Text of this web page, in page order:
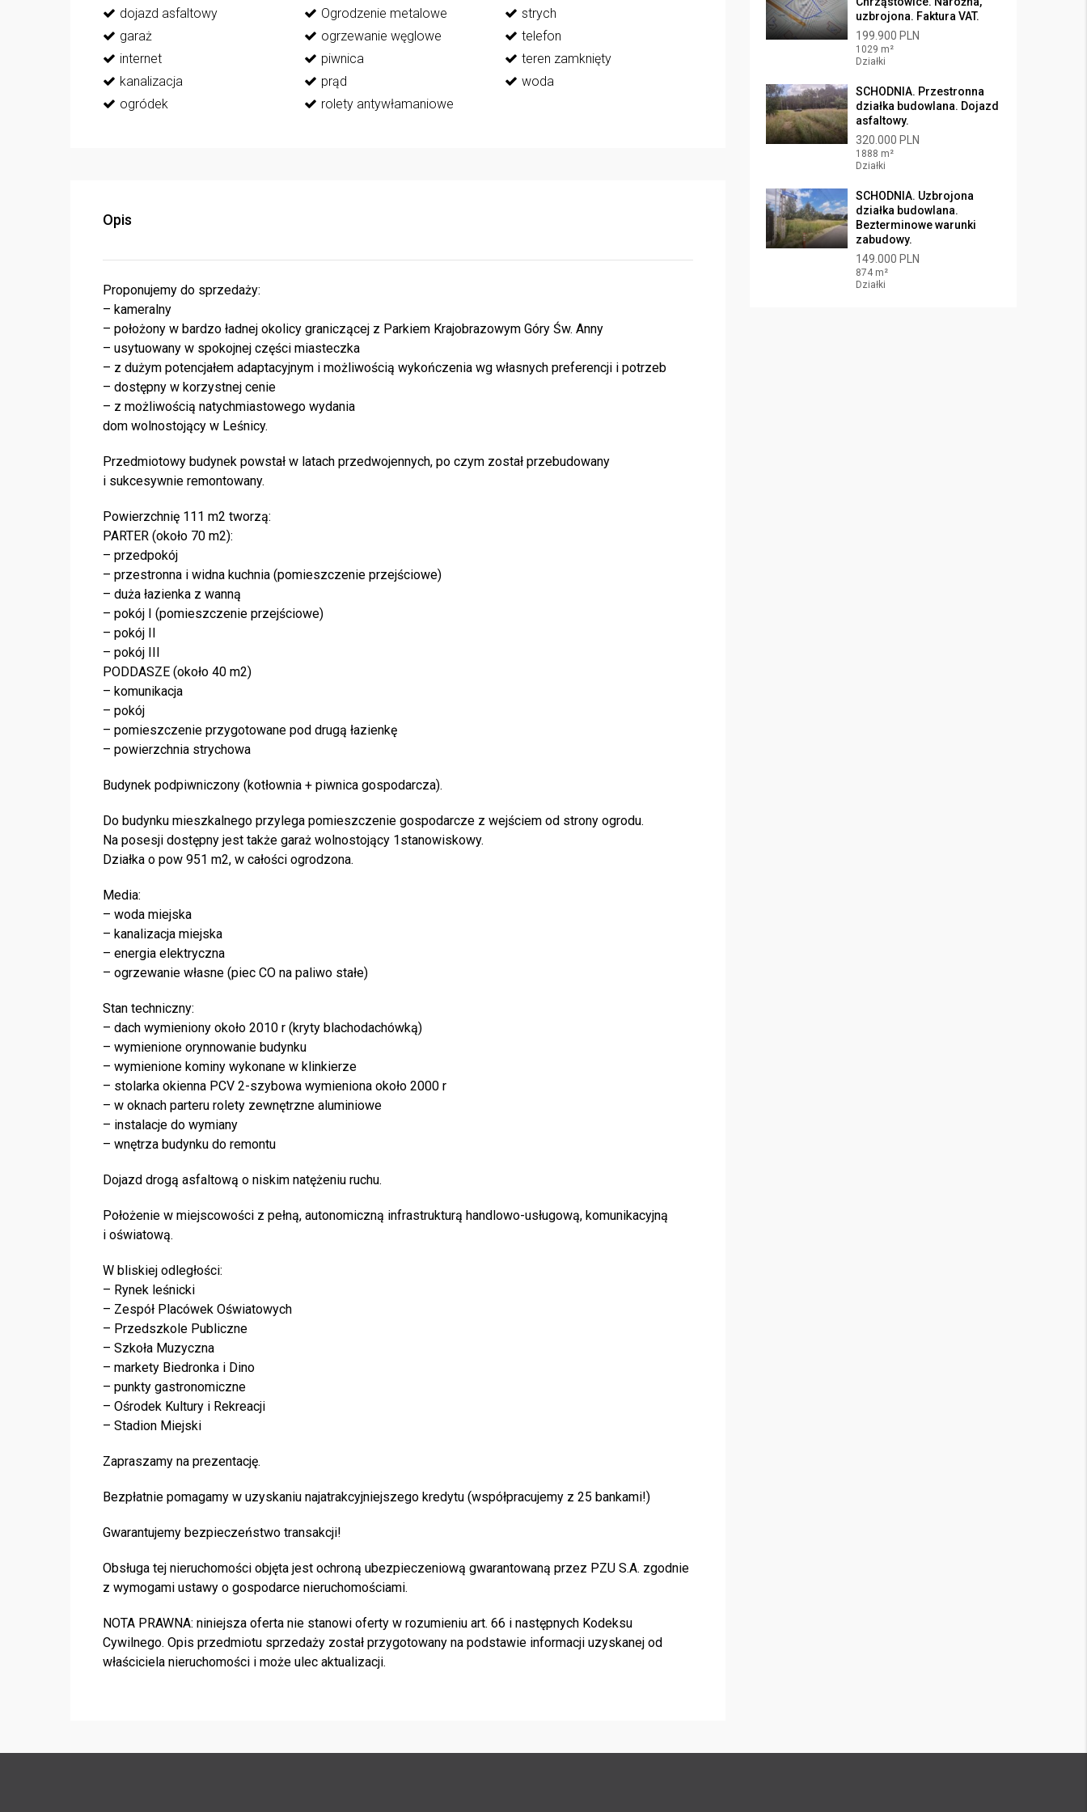
dojazd asfaltowy
garaż
internet
kanalizacja
ogródek
Ogrodzenie metalowe
ogrzewanie węglowe
piwnica
prąd
rolety antywłamaniowe
strych
telefon
teren zamknięty
woda
Opis
Proponujemy do sprzedaży:
– kameralny
– położony w bardzo ładnej okolicy graniczącej z Parkiem Krajobrazowym Góry Św. Anny
– usytuowany w spokojnej części miasteczka
– z dużym potencjałem adaptacyjnym i możliwością wykończenia wg własnych preferencji i potrzeb
– dostępny w korzystnej cenie
– z możliwością natychmiastowego wydania
dom wolnostojący w Leśnicy.
Przedmiotowy budynek powstał w latach przedwojennych, po czym został przebudowany
i sukcesywnie remontowany.
Powierzchnię 111 m2 tworzą:
PARTER (około 70 m2):
– przedpokój
– przestronna i widna kuchnia (pomieszczenie przejściowe)
– duża łazienka z wanną
– pokój I (pomieszczenie przejściowe)
– pokój II
– pokój III
PODDASZE (około 40 m2)
– komunikacja
– pokój
– pomieszczenie przygotowane pod drugą łazienkę
– powierzchnia strychowa
Budynek podpiwniczony (kotłownia + piwnica gospodarcza).
Do budynku mieszkalnego przylega pomieszczenie gospodarcze z wejściem od strony ogrodu.
Na posesji dostępny jest także garaż wolnostojący 1stanowiskowy.
Działka o pow 951 m2, w całości ogrodzona.
Media:
– woda miejska
– kanalizacja miejska
– energia elektryczna
– ogrzewanie własne (piec CO na paliwo stałe)
Stan techniczny:
– dach wymieniony około 2010 r (kryty blachodachówką)
– wymienione orynnowanie budynku
– wymienione kominy wykonane w klinkierze
– stolarka okienna PCV 2-szybowa wymieniona około 2000 r
– w oknach parteru rolety zewnętrzne aluminiowe
– instalacje do wymiany
– wnętrza budynku do remontu
Dojazd drogą asfaltową o niskim natężeniu ruchu.
Położenie w miejscowości z pełną, autonomiczną infrastrukturą handlowo-usługową, komunikacyjną
i oświatową.
W bliskiej odległości:
– Rynek leśnicki
– Zespół Placówek Oświatowych
– Przedszkole Publiczne
– Szkoła Muzyczna
– markety Biedronka i Dino
– punkty gastronomiczne
– Ośrodek Kultury i Rekreacji
– Stadion Miejski
Zapraszamy na prezentację.
Bezpłatnie pomagamy w uzyskaniu najatrakcyjniejszego kredytu (współpracujemy z 25 bankami!)
Gwarantujemy bezpieczeństwo transakcji!
Obsługa tej nieruchomości objęta jest ochroną ubezpieczeniową gwarantowaną przez PZU S.A. zgodnie
z wymogami ustawy o gospodarce nieruchomościami.
NOTA PRAWNA: niniejsza oferta nie stanowi oferty w rozumieniu art. 66 i następnych Kodeksu
Cywilnego. Opis przedmiotu sprzedaży został przygotowany na podstawie informacji uzyskanej od
właściciela nieruchomości i może ulec aktualizacji.
uzbrojona. Faktura VAT.
199.900 PLN
1029 m²
Działki
SCHODNIA. Przestronna
działka budowlana. Dojazd
asfaltowy.
320.000 PLN
1888 m²
Działki
SCHODNIA. Uzbrojona
działka budowlana.
Bezterminowe warunki
zabudowy.
149.000 PLN
874 m²
Działki